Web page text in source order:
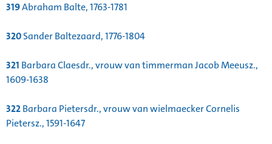
319Abraham Balte, 1763-1781
320Sander Baltezaard, 1776-1804
321 Barbara Claesdr., vrouw van timmerman Jacob Meeusz.,
1609-1638
322Barbara Pietersdr., vrouw van wielmaecker Cornelis
Pietersz., 1591-1647